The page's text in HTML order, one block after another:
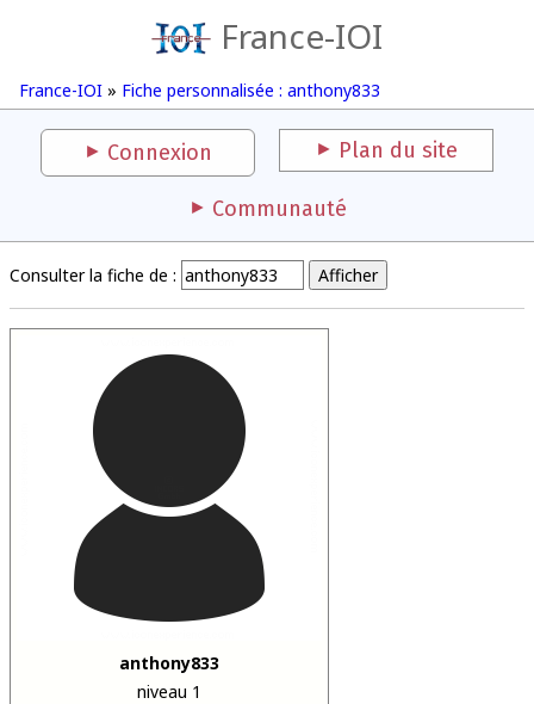
France-IOI
France-IOI » Fiche personnalisée : anthony833
Connexion Plan du site
Communauté
Consulter la fiche de :
anthony833
niveau 1